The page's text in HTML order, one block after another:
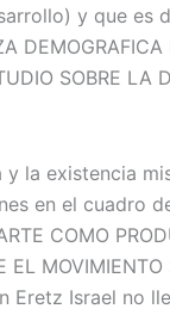
y que es
SOBRE LA
la existencia
en el cuadro
COMO
MOVIMIENTO
Eretz Israel no